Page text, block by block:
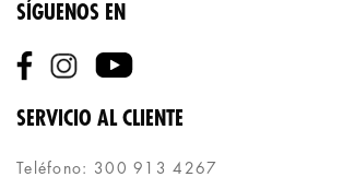
SÍGUENOS EN
SERVICIO AL CLIENTE
Teléfono: 300 913 4267